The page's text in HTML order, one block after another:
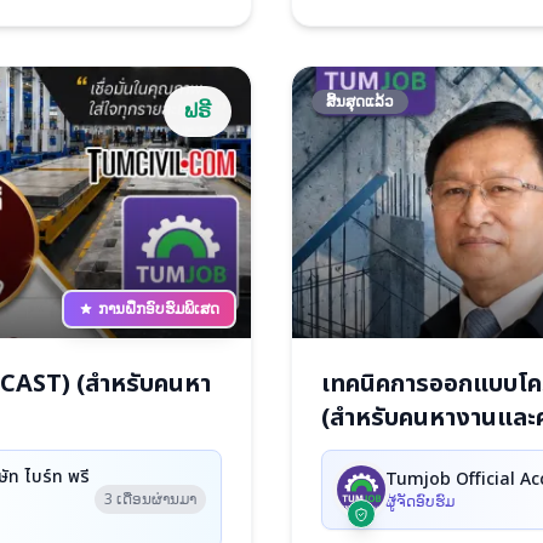
ຟຣີ
(สำหรับคนหา
ການຝຶກອົບຮົມພິເສດ
ไบร์ท พรี
3 ເດືອນຜ່ານມາ
ສິ້ນສຸດແລ້ວ
เทคนิคการออกแบบโ
(สำหรับคนหางานแล
Tumjob Official
ຜູ້ຈັດອົບຮົມ